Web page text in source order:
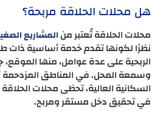
هل محلات الحلاقة مربحة؟
محلات الحلاقة تُعتبر منالمشاريع
نظرًا لكونها تقدم خدمة أساسية ذات
الربحية على عدة عوامل، منها الموقع،
وسمعة المحل. في المناطق المزدحمة
السكانية العالية، تحظى محلات
في تحقيق دخل مستقر ومربح.